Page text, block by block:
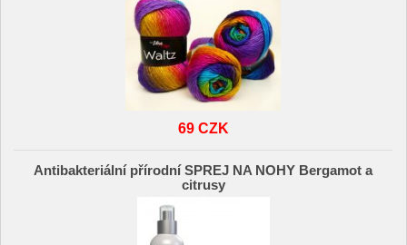
69 CZK
Antibakteriální přírodní SPREJ NA NOHY Bergamot a
citrusy